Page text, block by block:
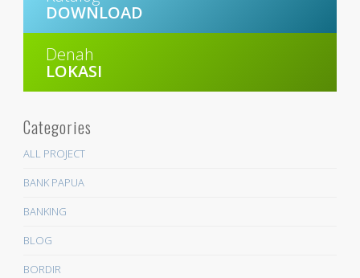
DOWNLOAD
Denah
LOKASI
Categories
ALL PROJECT
BANK PAPUA
BANKING
BLOG
BORDIR